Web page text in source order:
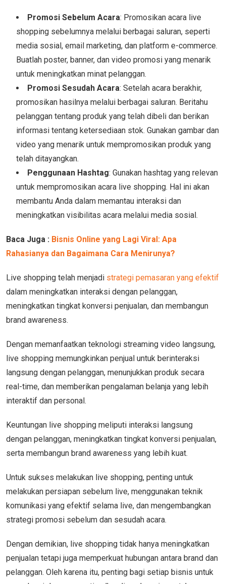
Promosi Sebelum Acara: Promosikan acara live
shopping sebelumnya melalui berbagai saluran, seperti
media sosial, email marketing, dan platform e-commerce.
Buatlah poster, banner, dan video promosi yang menarik
untuk meningkatkan minat pelanggan.
Promosi Sesudah Acara: Setelah acara berakhir,
promosikan hasilnya melalui berbagai saluran. Beritahu
pelanggan tentang produk yang telah dibeli dan berikan
informasi tentang ketersediaan stok. Gunakan gambar dan
video yang menarik untuk mempromosikan produk yang
telah ditayangkan.
Penggunaan Hashtag: Gunakan hashtag yang relevan
untuk mempromosikan acara live shopping. Hal ini akan
membantu Anda dalam memantau interaksi dan
meningkatkan visibilitas acara melalui media sosial.
Baca Juga : Bisnis Online yang Lagi Viral: Apa
Rahasianya dan Bagaimana Cara Menirunya?
Live shopping telah menjadi strategi pemasaran yang efektif
dalam meningkatkan interaksi dengan pelanggan,
meningkatkan tingkat konversi penjualan, dan membangun
brand awareness.
Dengan memanfaatkan teknologi streaming video langsung,
live shopping memungkinkan penjual untuk berinteraksi
langsung dengan pelanggan, menunjukkan produk secara
real-time, dan memberikan pengalaman belanja yang lebih
interaktif dan personal.
Keuntungan live shopping meliputi interaksi langsung
dengan pelanggan, meningkatkan tingkat konversi penjualan,
serta membangun brand awareness yang lebih kuat.
Untuk sukses melakukan live shopping, penting untuk
melakukan persiapan sebelum live, menggunakan teknik
komunikasi yang efektif selama live, dan mengembangkan
strategi promosi sebelum dan sesudah acara.
Dengan demikian, live shopping tidak hanya meningkatkan
penjualan tetapi juga memperkuat hubungan antara brand dan
pelanggan. Oleh karena itu, penting bagi setiap bisnis untuk